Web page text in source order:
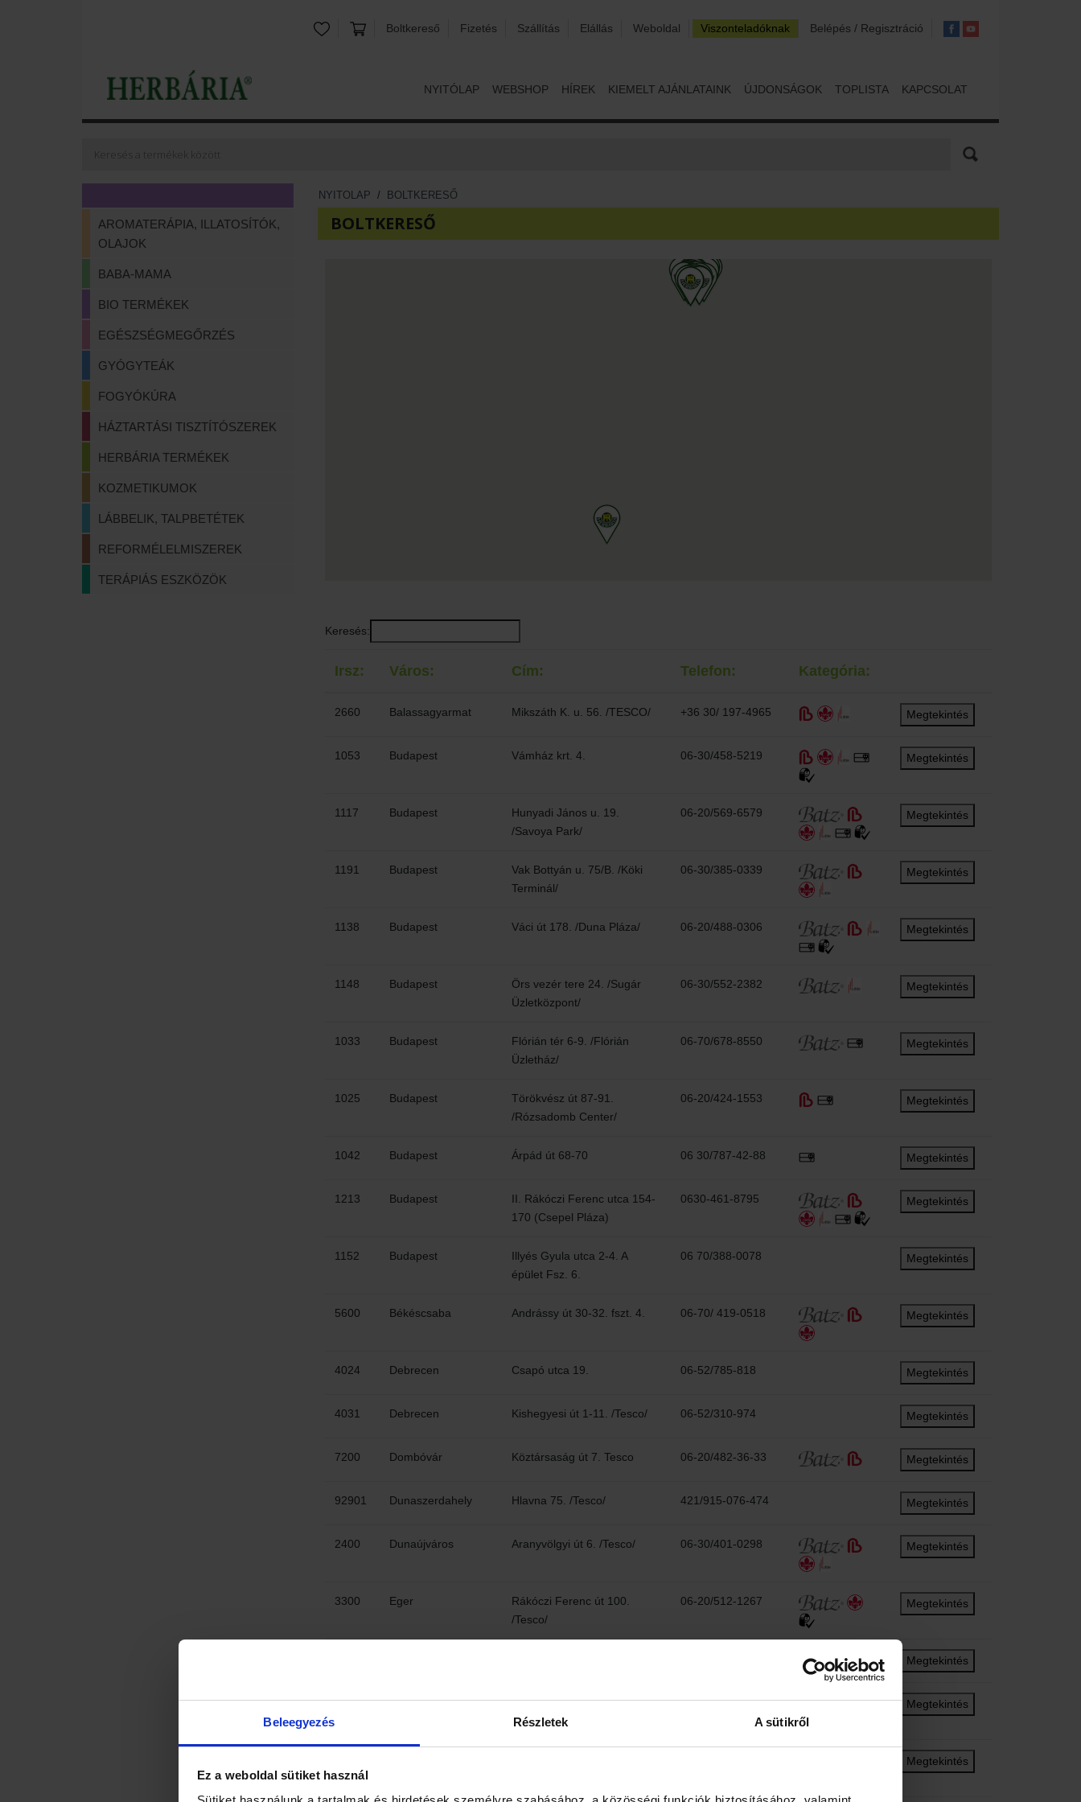
Beleegyezés Részletek A sütikről
Ez a weboldal sütiket használ
Boltkereső Fizetés Szállítás Elállás Weboldal Viszonteladóknak Belépés / Regisztráció
NYITÓLAP WEBSHOP HÍREK KIEMELT AJÁNLATAINK ÚJDONSÁGOK TOPLISTA KAPCSOLAT
AROMATERÁPIA, ILLATOSÍTÓK,
OLAJOK
BABA-MAMA
BIO TERMÉKEK
EGÉSZSÉGMEGŐRZÉS
GYÓGYTEÁK
FOGYÓKÚRA
HÁZTARTÁSI TISZTÍTÓSZEREK
HERBÁRIA TERMÉKEK
KOZMETIKUMOK
LÁBBELIK, TALPBETÉTEK
REFORMÉLELMISZEREK
TERÁPIÁS ESZKÖZÖK
NYITOLAP / BOLTKERESŐ
BOLTKERESŐ
Keresés:
Irsz: Város: Cím: Telefon: Kategória:
2660 Balassagyarmat Mikszáth K. u. 56. /TESCO/ +36 30/ 197-4965 Megtekintés
1053 Budapest Vámház krt. 4. 06-30/458-5219 Megtekintés
1117 Budapest
Hunyadi János u. 19.
/Savoya Park/
06-20/569-6579 Megtekintés
1191 Budapest
Vak Bottyán u. 75/B. /Köki
Terminál/
06-30/385-0339 Megtekintés
1138 Budapest Váci út 178. /Duna Pláza/ 06-20/488-0306 Megtekintés
1148 Budapest
Örs vezér tere 24. /Sugár
Üzletközpont/
06-30/552-2382 Megtekintés
1033 Budapest
Flórián tér 6-9. /Flórián
Üzletház/
06-70/678-8550 Megtekintés
1025 Budapest
Törökvész út 87-91.
/Rózsadomb Center/
06-20/424-1553 Megtekintés
1042 Budapest Árpád út 68-70 06 30/787-42-88 Megtekintés
1213 Budapest
II. Rákóczi Ferenc utca 154-
170 (Csepel Pláza)
0630-461-8795 Megtekintés
1152 Budapest
Illyés Gyula utca 2-4. A
épület Fsz. 6.
06 70/388-0078 Megtekintés
5600 Békéscsaba Andrássy út 30-32. fszt. 4. 06-70/ 419-0518 Megtekintés
4024 Debrecen Csapó utca 19. 06-52/785-818 Megtekintés
4031 Debrecen Kishegyesi út 1-11. /Tesco/ 06-52/310-974 Megtekintés
7200 Dombóvár Köztársaság út 7. Tesco 06-20/482-36-33 Megtekintés
92901 Dunaszerdahely Hlavna 75. /Tesco/ 421/915-076-474 Megtekintés
2400 Dunaújváros Aranyvölgyi út 6. /Tesco/ 06-30/401-0298 Megtekintés
3300 Eger
Rákóczi Ferenc út 100.
/Tesco/
06-20/512-1267 Megtekintés
Megtekintés
2500 Esztergom Mátyás király út 30. /Tesco/ 06-33/400-340 Megtekintés
Megtekintés